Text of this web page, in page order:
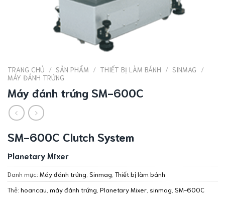
TRANG CHỦ / SẢN PHẨM / THIẾT BỊ LÀM BÁNH / SINMAG
/
MÁY ĐÁNH TRỨNG
Máy đánh trứng SM-600C
SM-600C Clutch System
Planetary Mixer
Danh mục: Máy đánh trứng Sinmag Thiết bị làm bánh
Thẻ: hoancau máy đánh trứng Planetary Mixer sinmag SM-600C